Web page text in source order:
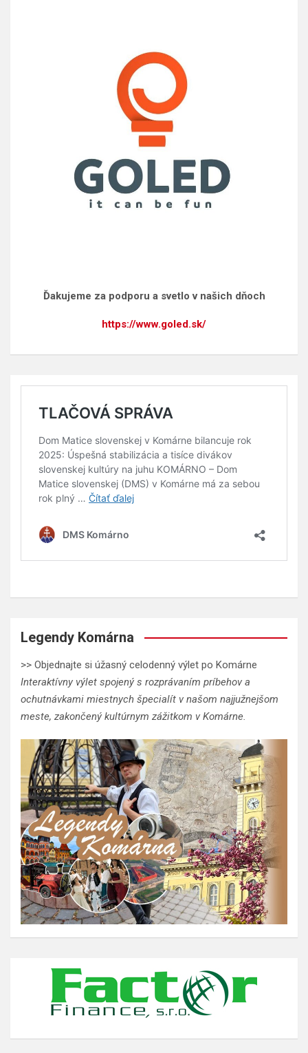
Ďakujeme za podporu a svetlo v našich dňoch
https://www.goled.sk/
Legendy Komárna
>> Objednajte si úžasný celodenný výlet po Komárne
Interaktívny výlet spojený s rozprávaním príbehov a
ochutnávkami miestnych špecialít v našom najjužnejšom
meste, zakončený kultúrnym zážitkom v Komárne.